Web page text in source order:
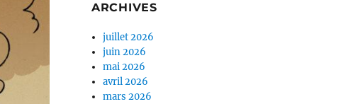
ARCHIVES
juillet 2026
juin 2026
mai 2026
avril 2026
mars 2026